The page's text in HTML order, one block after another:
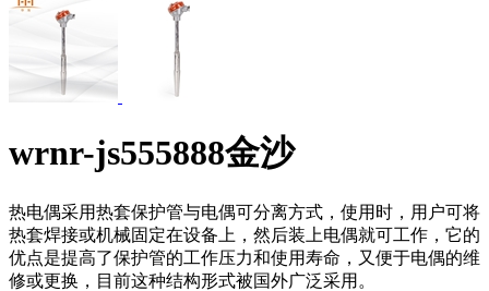
wrnr-js555888金沙
热电偶采用热套保护管与电偶可分离方式，使用时，用户可将
热套焊接或机械固定在设备上，然后装上电偶就可工作，它的
优点是提高了保护管的工作压力和使用寿命，又便于电偶的维
修或更换，目前这种结构形式被国外广泛采用。